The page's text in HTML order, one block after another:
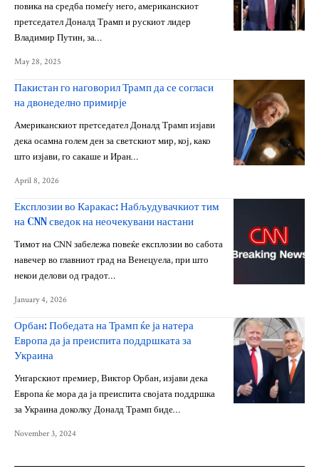
повика на средба помеѓу него, американскиот
претседател Доналд Трамп и рускиот лидер
Владимир Путин, за…
May 28, 2025
Пакистан го наговорил Трамп да се согласи
на двонеделно примирје
Американскиот претседател Доналд Трамп изјави
дека осамна голем ден за светскиот мир, кој, како
што изјави, го сакаше и Иран…
April 8, 2026
Експлозии во Каракас: Набљудувачкиот тим
на CNN сведок на неочекувани настани
Тимот на CNN забележа повеќе експлозии во сабота
навечер во главниот град на Венецуела, при што
некои делови од градот…
January 4, 2026
Орбан: Победата на Трамп ќе ја натера
Европа да ја преиспита поддршката за
Украина
Унгарскиот премиер, Виктор Орбан, изјави дека
Европа ќе мора да ја преиспита својата поддршка
за Украина доколку Доналд Трамп биде…
November 3, 2024